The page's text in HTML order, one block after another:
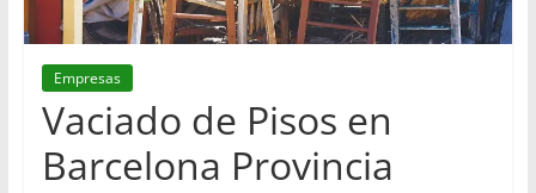
Barcelona
Empresas
Vaciado de Pisos en
Barcelona Provincia